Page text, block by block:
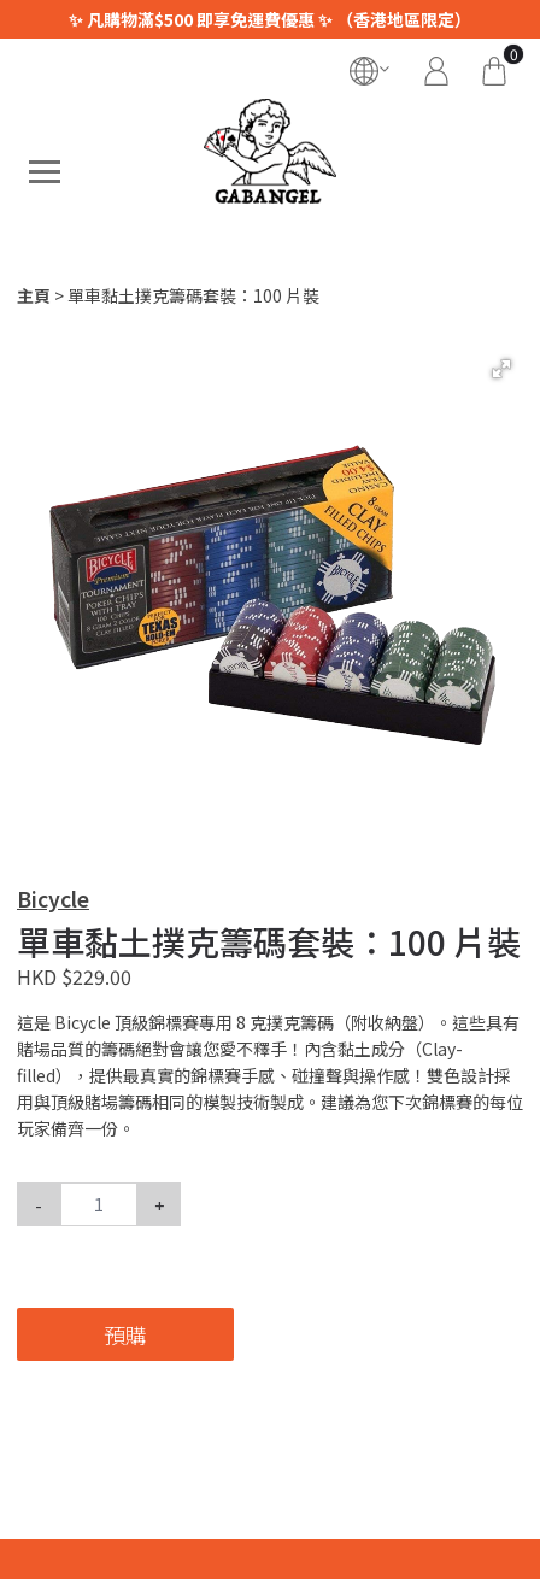
✨ 凡購物滿$500 即享免運費優惠 ✨ （香港地區限定）
0
主頁 單車黏土撲克籌碼套裝：100 片裝
Bicycle
單車黏土撲克籌碼套裝：100 片裝
HKD $229.00
這是 Bicycle 頂級錦標賽專用 8 克撲克籌碼（附收納盤）。這些具有
賭場品質的籌碼絕對會讓您愛不釋手！內含黏土成分（Clay-
filled），提供最真實的錦標賽手感、碰撞聲與操作感！雙色設計採
用與頂級賭場籌碼相同的模製技術製成。建議為您下次錦標賽的每位
玩家備齊一份。
- +
預購